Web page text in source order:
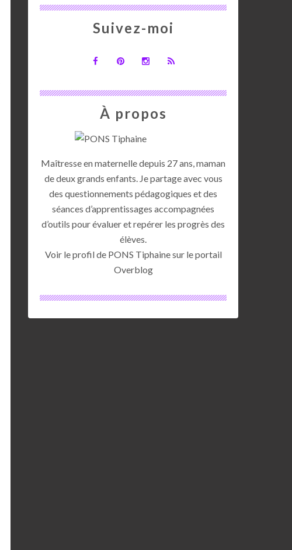
Suivez-moi
À propos
Maîtresse en maternelle depuis 27 ans, maman
de deux grands enfants. Je partage avec vous
des questionnements pédagogiques et des
séances d’apprentissages accompagnées
d’outils pour évaluer et repérer les progrès des
élèves.
Voir le profil de PONS Tiphainesur le portail
Overblog